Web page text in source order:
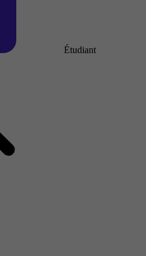
Étudiant